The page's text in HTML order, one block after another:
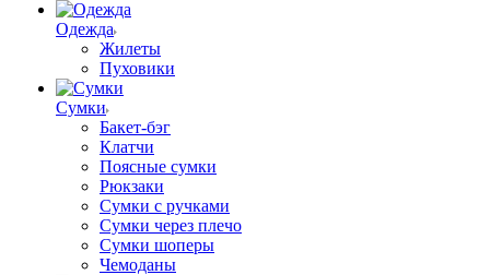
Одежда
Жилеты
Пуховики
Сумки
Бакет-бэг
Клатчи
Поясные сумки
Рюкзаки
Сумки с ручками
Сумки через плечо
Сумки шоперы
Чемоданы